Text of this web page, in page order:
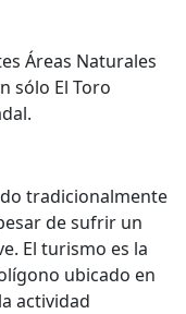
Áreas Naturales
sólo El Toro
tradicionalmente
de sufrir un
El turismo es la
ubicado en
actividad